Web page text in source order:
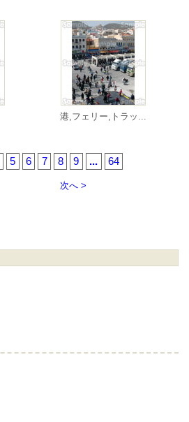
港,フェリー,トラッ...
5 6 7 8 9 ... 64
次へ >